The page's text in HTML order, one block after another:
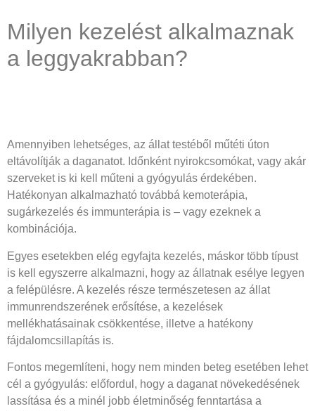
Milyen kezelést alkalmaznak
a leggyakrabban?
Amennyiben lehetséges, az állat testéből műtéti úton
eltávolítják a daganatot. Időnként nyirokcsomókat, vagy akár
szerveket is ki kell műteni a gyógyulás érdekében.
Hatékonyan alkalmazható továbbá kemoterápia,
sugárkezelés és immunterápia is – vagy ezeknek a
kombinációja.
Egyes esetekben elég egyfajta kezelés, máskor több típust
is kell egyszerre alkalmazni, hogy az állatnak esélye legyen
a felépülésre. A kezelés része természetesen az állat
immunrendszerének erősítése, a kezelések
mellékhatásainak csökkentése, illetve a hatékony
fájdalomcsillapítás is.
Fontos megemlíteni, hogy nem minden beteg esetében lehet
cél a gyógyulás: előfordul, hogy a daganat növekedésének
lassítása és a minél jobb életminőség fenntartása a